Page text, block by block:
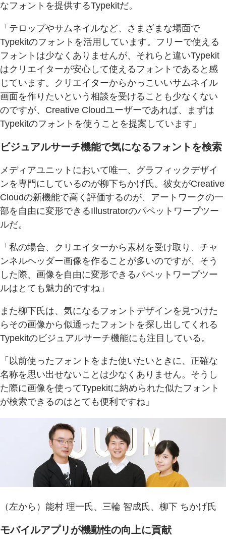
なフォントを提供するTypekitだ。
「テロップやサムネイルなど、さまざまな場面で
Typekitのフォントを活用しています。フリーで使える
フォントは少なくありませんが、それらと違いTypekit
はクリエイターが安心して使えるフォントであると感
じています。クリエイターからかっこいいサムネイル
画面を作りたいという相談を受けることも少なくない
のですが、Creative Cloudユーザーであれば、まずは
Typekitのフォントを使うことを提案しています」
ビジュアルサーチ機能で気になるフォントを検索
メディアユニットにおいて唯一、グラフィックデザイ
ンを専門にしているのが柳下ちかげ氏。彼女がCreative
Cloudの新機能で高く評価するのが、アートワークの一
部を自由に変形できるIllustratorのパペットワープツー
ルだ。
「私の場合、クリエイターから素材を受け取り、チャ
ンネルヘッダー画像を作ることが多いのですが、そう
した際、画像を自由に変形できるパペットワープツー
ルはとても魅力的ですね」
また柳下氏は、気になるフォントデザインを見つけた
らその画像から似通ったフォントを探し出してくれる
Typekitのビジュアルサーチ機能にも注目している。
「以前使ったフォントをまた使いたいときに、正確な
名称を思い出せないことは少なくありません。そうし
た際に画像を使ってTypekitに納められた似たフォント
が検索できるのはとても便利ですね」
（左から）能村 理一氏、三輪 智成氏、柳下 ちかげ氏
モバイルアプリが機動性の向上に貢献